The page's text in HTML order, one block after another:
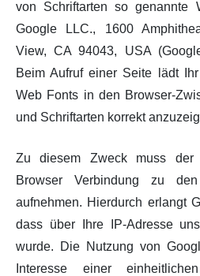
von Schriftarten so genannte
Google LLC., 1600
View, CA 94043, USA
Beim Aufruf einer Seite lädt
Web Fonts in den Browser-
und Schriftarten korrekt
Zu diesem Zweck muss der
Browser Verbindung zu
aufnehmen. Hierdurch erlangt
dass über Ihre IP-Adresse
wurde. Die Nutzung von
Interesse einer